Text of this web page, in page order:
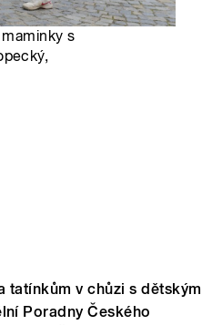
s
tatínkům v chůzi s dětským
Poradny Českého